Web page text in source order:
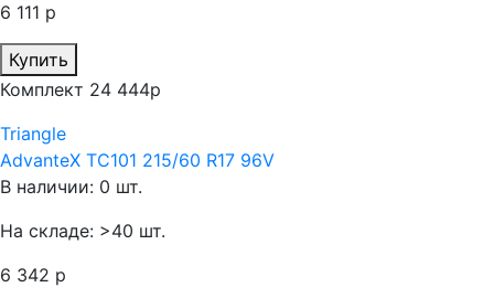
6 111 р
Купить
Комплект 24 444р
Triangle
AdvanteX TC101 215/60 R17 96V
В наличии: 0 шт.
На складе: >40 шт.
6 342 р